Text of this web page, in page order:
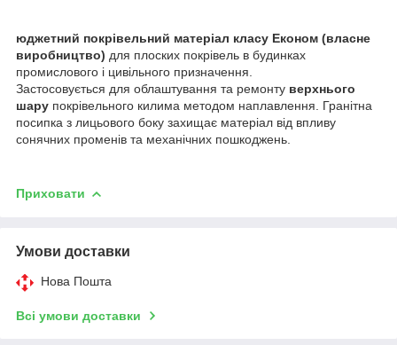
юджетний покрівельний матеріал класу Економ (власне
виробництво) для плоских покрівель в будинках
промислового і цивільного призначення.
Застосовується для облаштування та ремонту верхнього
шару покрівельного килима методом наплавлення. Гранітна
посипка з лицьового боку захищає матеріал від впливу
сонячних променів та механічних пошкоджень.
Приховати
Умови доставки
Нова Пошта
Всі умови доставки